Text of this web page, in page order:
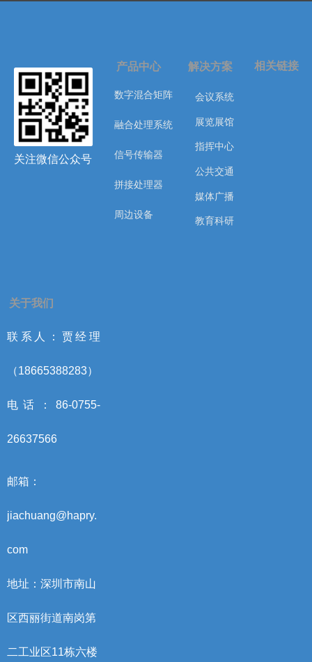
产品中心
数字混合矩阵
融合处理系统
信号传输器
拼接处理器
周边设备
会议系统
展览展馆
指挥中心
公共交通
媒体广播
教育科研
解决方案 相关链接
联系人：贾经理
（18665388283）
电话：86-0755-
26637566
邮箱：
jiachuang@hapry.
com
地址：深圳市南山
区西丽街道南岗第
二工业区11栋六楼
关于我们
关注微信公众号